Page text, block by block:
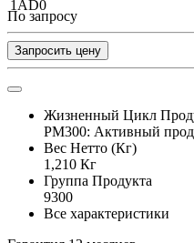
По запросу
Запросить цену
Жизненный Цикл
PM300: Активный
Вес Нетто (Кг)
1,210 Кг
Группа Продукта
9300
Все характеристики